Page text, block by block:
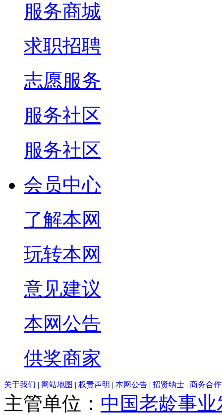
服务商城
求职招聘
志愿服务
服务社区
服务社区
会员中心
了解本网
玩转本网
意见建议
本网公告
供奖商家
关于我们 | 网站地图 | 权责声明 | 本网公告 | 招贤纳士 | 商务合作
主管单位： 中国老龄事